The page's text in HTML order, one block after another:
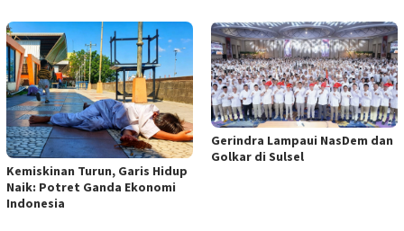
Kemiskinan Turun, Garis Hidup
Naik: Potret Ganda Ekonomi
Indonesia
Gerindra Lampaui NasDem dan
Golkar di Sulsel